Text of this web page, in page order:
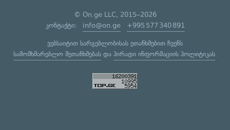
© On.ge LLC, 2015–2026
კონტაქტი: info@on.ge +995 577 340 891
ვებსაიტით სარგებლობისას ეთანხმებით ჩვენს
სამომხმარებლო შეთანხმებასდა პირადი ინფორმაციის პოლიტიკას.